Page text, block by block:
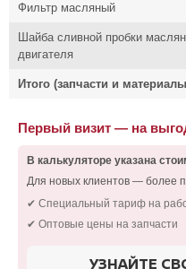
Фильтр масляный
Шайба сливной пробки
двигателя
Итого (запчасти и
Первый визит — на
В калькуляторе указана
Для новых клиентов — более
✔ Специальный тариф на
✔ Оптовые цены на запчасти
УЗНАЙТЕ